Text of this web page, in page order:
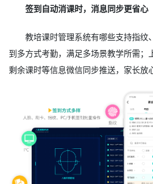
签到自动消课时，消息同步更省心
教培课时管理系统有哪些支持指纹
到多方式考勤，满足多场景教学所需；
剩余课时等信息微信同步推送，家长放